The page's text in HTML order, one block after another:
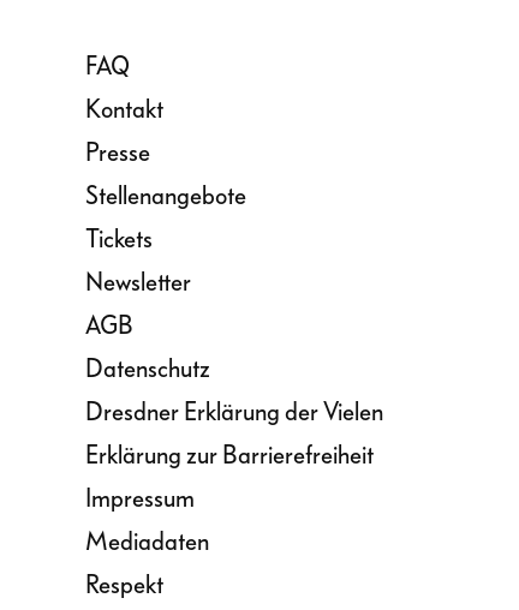
FAQ
Kontakt
Presse
Stellenangebote
Tickets
Newsletter
AGB
Datenschutz
Dresdner Erklärung der Vielen
Erklärung zur Barrierefreiheit
Impressum
Mediadaten
Respekt